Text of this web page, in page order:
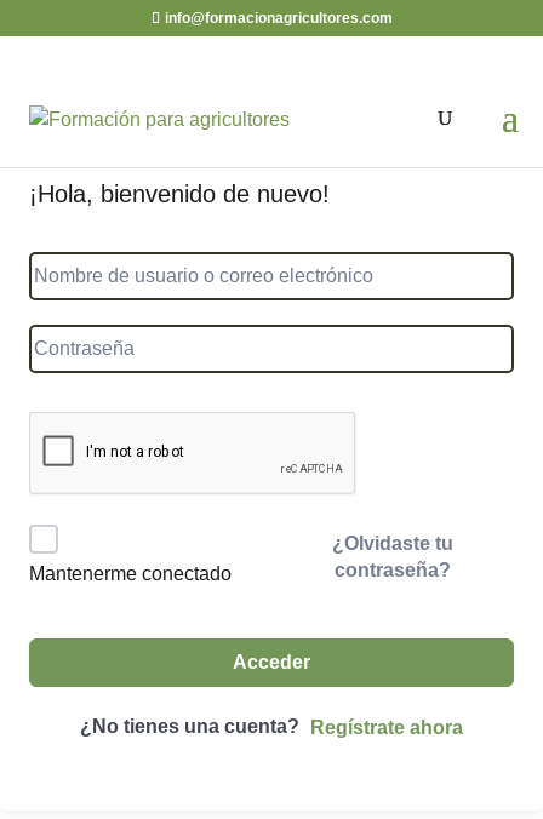
info@formacionagricultores.com
¡Hola, bienvenido de nuevo!
Mantenerme conectado
¿Olvidaste tu
contraseña?
Acceder
¿No tienes una cuenta? Regístrate ahora